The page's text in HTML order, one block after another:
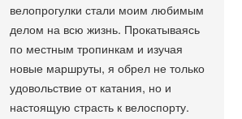
велопрогулки стали моим любимым
делом на всю жизнь. Прокатываясь
по местным тропинкам и изучая
новые маршруты, я обрел не только
удовольствие от катания, но и
настоящую страсть к велоспорту.